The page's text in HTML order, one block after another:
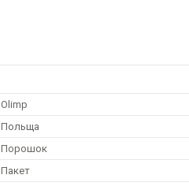
Olimp
Польща
Порошок
Пакет